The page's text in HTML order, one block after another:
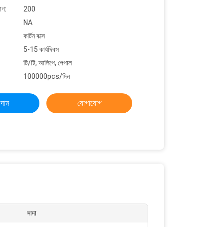
200
NA
কার্টন বাক্স
5-15 কার্যদিবস
টি/টি, আলিপে, পেপাল
100000pcs/দিন
যোগাযোগ
সাদা